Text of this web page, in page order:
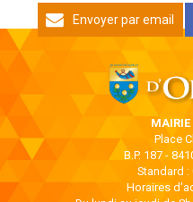
Envoyer par email
MAIRIE
Place
B.P. 187 -
Standard :
Horaires